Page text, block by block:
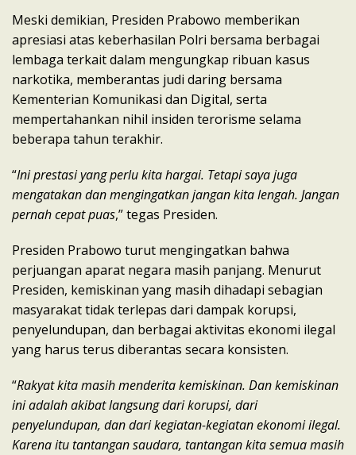
Meski demikian, Presiden Prabowo memberikan
apresiasi atas keberhasilan Polri bersama berbagai
lembaga terkait dalam mengungkap ribuan kasus
narkotika, memberantas judi daring bersama
Kementerian Komunikasi dan Digital, serta
mempertahankan nihil insiden terorisme selama
beberapa tahun terakhir.
“Ini prestasi yang perlu kita hargai. Tetapi saya juga
mengatakan dan mengingatkan jangan kita lengah. Jangan
pernah cepat puas,” tegas Presiden.
Presiden Prabowo turut mengingatkan bahwa
perjuangan aparat negara masih panjang. Menurut
Presiden, kemiskinan yang masih dihadapi sebagian
masyarakat tidak terlepas dari dampak korupsi,
penyelundupan, dan berbagai aktivitas ekonomi ilegal
yang harus terus diberantas secara konsisten.
“Rakyat kita masih menderita kemiskinan. Dan kemiskinan
ini adalah akibat langsung dari korupsi, dari
penyelundupan, dan dari kegiatan-kegiatan ekonomi ilegal.
Karena itu tantangan saudara, tantangan kita semua masih